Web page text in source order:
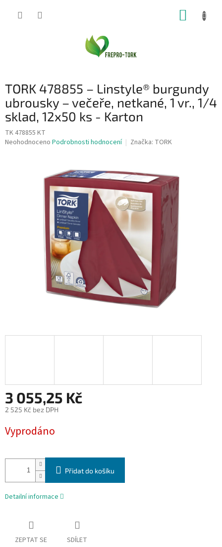
TORK 478855 – Linstyle® burgundy
ubrousky – večeře, netkané, 1 vr., 1/4
sklad, 12x50 ks - Karton
TK 478855 KT
Průměrné
Neohodnoceno Podrobnosti hodnocení Značka: TORK
3 055,25 Kč
2 525 Kč bez DPH
cena:
Vyprodáno
Přidat do košíku
Detailní informace
ZEPTAT SE SDÍLET